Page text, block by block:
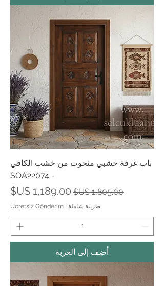
باب غرفة خشبي منحوت من خشب الكافي
- SOA22074
سعر عادي سعر البيع
ضريبة شاملة |
Ücretsiz Gönderim
أضِف إلى العربة